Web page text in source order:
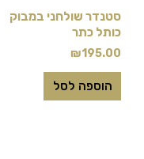
סטנדר שולחני במבוק
כותל כתר
₪195.00
הוספה לסל